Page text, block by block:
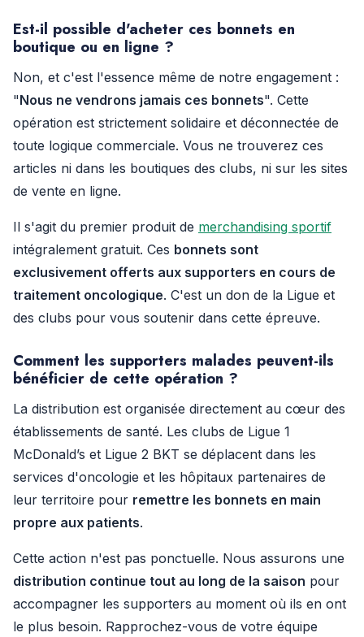
Est-il possible d'acheter ces bonnets en
boutique ou en ligne ?
Non, et c'est l'essence même de notre engagement :
"Nous ne vendrons jamais ces bonnets". Cette
opération est strictement solidaire et déconnectée de
toute logique commerciale. Vous ne trouverez ces
articles ni dans les boutiques des clubs, ni sur les sites
de vente en ligne.
Il s'agit du premier produit de merchandising sportif
intégralement gratuit. Ces bonnets sont
exclusivement offerts aux supporters en cours de
traitement oncologique. C'est un don de la Ligue et
des clubs pour vous soutenir dans cette épreuve.
Comment les supporters malades peuvent-ils
bénéficier de cette opération ?
La distribution est organisée directement au cœur des
établissements de santé. Les clubs de Ligue 1
McDonald’s et Ligue 2 BKT se déplacent dans les
services d'oncologie et les hôpitaux partenaires de
leur territoire pour remettre les bonnets en main
propre aux patients.
Cette action n'est pas ponctuelle. Nous assurons une
distribution continue tout au long de la saison pour
accompagner les supporters au moment où ils en ont
le plus besoin. Rapprochez-vous de votre équipe